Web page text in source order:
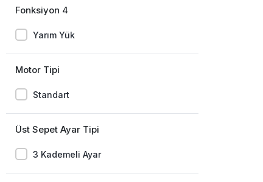
Fonksiyon 4
Yarım Yük
Motor Tipi
Standart
Üst Sepet Ayar Tipi
3 Kademeli Ayar